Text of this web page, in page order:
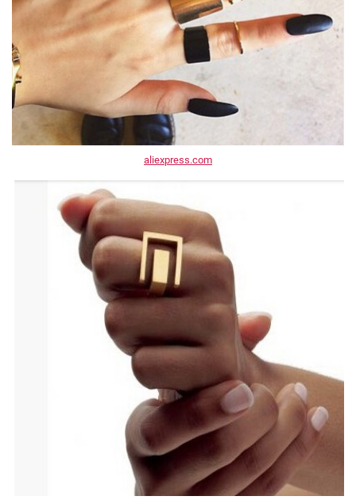
aliexpress.com